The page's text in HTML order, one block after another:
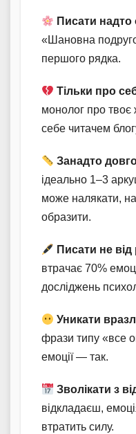
Писати надто
«Шановна
першого рядка.
Тільки про
монолог про твоє
себе читачем
Занадто
ідеально 1–3
може налякати,
образити.
Писати не від
втрачає 70%
досліджень
Уникати
фрази типу «все
емоції — так.
Зволікати з
відкладаєш,
втратить силу.